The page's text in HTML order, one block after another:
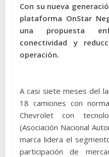
Con su nueva
plataforma OnStar
una propuesta
conectividad y
operación.
A casi siete meses del
18 camiones con
Chevrolet con
(Asociación Nacional
marca lidera el
participación de